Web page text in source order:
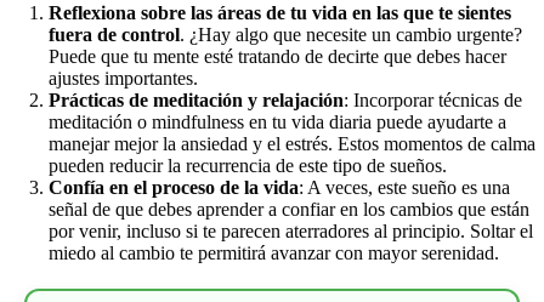
Reflexiona sobre las áreas de tu vida en las que te sientes
fuera de control. ¿Hay algo que necesite un cambio urgente?
Puede que tu mente esté tratando de decirte que debes hacer
ajustes importantes.
Prácticas de meditación y relajación: Incorporar técnicas de
meditación o mindfulness en tu vida diaria puede ayudarte a
manejar mejor la ansiedad y el estrés. Estos momentos de calma
pueden reducir la recurrencia de este tipo de sueños.
Confía en el proceso de la vida: A veces, este sueño es una
señal de que debes aprender a confiar en los cambios que están
por venir, incluso si te parecen aterradores al principio. Soltar el
miedo al cambio te permitirá avanzar con mayor serenidad.